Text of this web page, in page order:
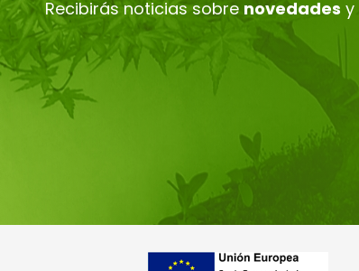
Recibirás noticias sobre novedades y